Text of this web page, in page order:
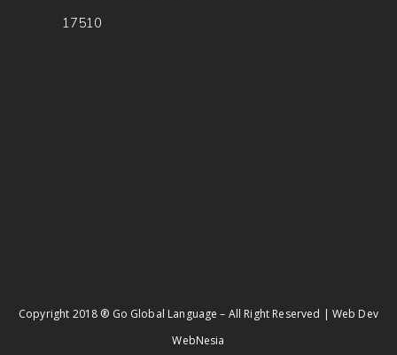
17510
Copyright 2018 ® Go Global Language – All Right Reserved | Web Dev
WebNesia